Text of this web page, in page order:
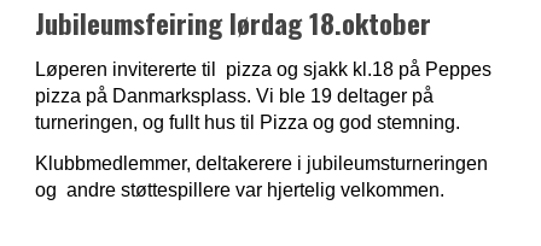
Jubileumsfeiring lørdag 18.oktober
Løperen invitererte til pizza og sjakk kl.18 på Peppes
pizza på Danmarksplass. Vi ble 19 deltager på
turneringen, og fullt hus til Pizza og god stemning.
Klubbmedlemmer, deltakerere i jubileumsturneringen
og andre støttespillere var hjertelig velkommen.